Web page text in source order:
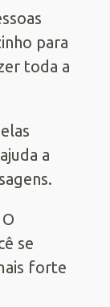
para
toda a
a
se
forte